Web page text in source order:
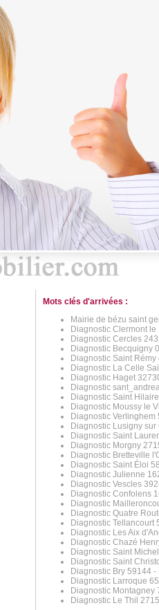
Mots clés d'arrivées :
Mairie de bézu saint
Diagnostic Clermont le
Diagnostic Cercles
Diagnostic Becquigny
Diagnostic Saint
Diagnostic La Celle
Diagnostic Haget
Diagnostic
Diagnostic Saint
Diagnostic Moussy le
Diagnostic Verlinghem
Diagnostic Lusigny
Diagnostic Saint
Diagnostic Morgny
Diagnostic Bretteville
Diagnostic Saint Éloi
Diagnostic Julienne
Diagnostic Vescles
Diagnostic Confolens
Diagnostic
Diagnostic Quatre
Diagnostic Tellancourt
Diagnostic Les Aix
Diagnostic Chazé
Diagnostic Saint
Diagnostic Saint
Diagnostic Bry 59144 -
Diagnostic Larroque
Diagnostic Montagney
Diagnostic Le Thil